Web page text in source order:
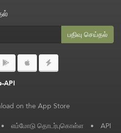
பதிவு செய்தல்
API
• எம்மோடு தொடர்புகொள்ள • API